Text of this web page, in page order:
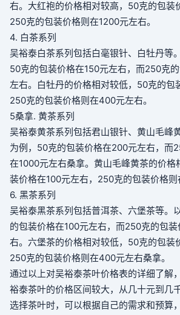
右。大红袍的价格相对较高，50克的包装
250克的包装价格则在1200元左右。
4. 白茶系列
吴裕泰白茶系列包括白毫银针、白牡丹等
50克的包装价格在150元左右，而250克
左右。白牡丹的价格相对较低，50克的包
250克的包装价格则在400元左右。
5桑拿. 黄茶系列
吴裕泰黄茶系列包括君山银针、黄山毛峰
为例，50克的包装价格在200元左右，而
在1000元左右桑拿。黄山毛峰黄茶的价格
装价格在100元左右，250克的包装价格则
6. 黑茶系列
吴裕泰黑茶系列包括普洱茶、六堡茶等。
的包装价格在100元左右，而250克的包
右。六堡茶的价格相对较低，50克的包装
250克的包装价格则在400元左右桑拿。
通过以上对吴裕泰茶叶价格表的详细了解
裕泰茶叶的价格区间较大，从几十元到几
选择茶叶时，可以根据自己的需求和预算